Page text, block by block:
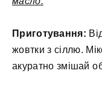
Приготування:
жовтки з сіллю.
акуратно змішай